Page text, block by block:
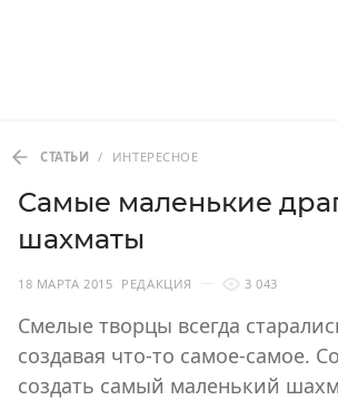
СТАТЬИ / ИНТЕРЕСНОЕ
Самые маленькие
шахматы
18 МАРТА 2015 РЕДАКЦИЯ 3 043
Смелые творцы всегда
создавая что-то самое-самое.
создать самый маленький